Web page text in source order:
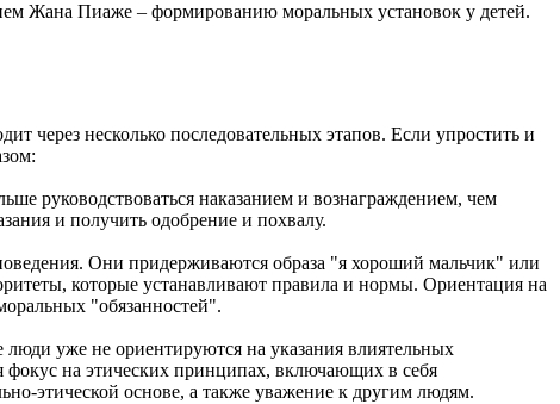
Жана Пиаже – формированию моральных установок у детей.
через несколько последовательных этапов. Если упростить и
руководствоваться наказанием и вознаграждением, чем
и получить одобрение и похвалу.
Они придерживаются образа "я хороший мальчик" или
которые устанавливают правила и нормы. Ориентация на
"обязанностей".
люди уже не ориентируются на указания влиятельных
на этических принципах, включающих в себя
этической основе, а также уважение к другим людям.